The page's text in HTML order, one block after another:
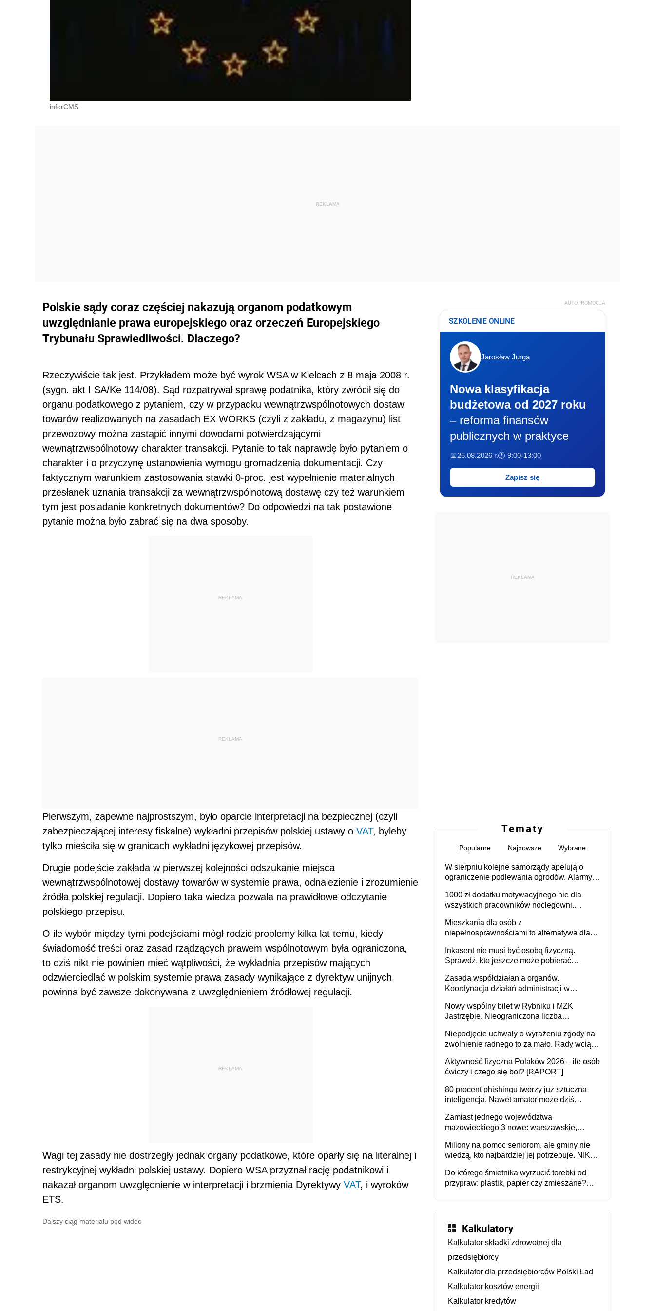
inforCMS
Polskie sądy coraz częściej nakazują organom podatkowym
uwzględnianie prawa europejskiego oraz orzeczeń Europejskiego
Trybunału Sprawiedliwości. Dlaczego?
Rzeczywiście tak jest. Przykładem może być wyrok WSA w Kielcach z 8 maja 2008 r.
(sygn. akt I SA/Ke 114/08). Sąd rozpatrywał sprawę podatnika, który zwrócił się do
organu podatkowego z pytaniem, czy w przypadku wewnątrzwspólnotowych dostaw
towarów realizowanych na zasadach EX WORKS (czyli z zakładu, z magazynu) list
przewozowy można zastąpić innymi dowodami potwierdzającymi
wewnątrzwspólnotowy charakter transakcji. Pytanie to tak naprawdę było pytaniem o
charakter i o przyczynę ustanowienia wymogu gromadzenia dokumentacji. Czy
faktycznym warunkiem zastosowania stawki 0-proc. jest wypełnienie materialnych
przesłanek uznania transakcji za wewnątrzwspólnotową dostawę czy też warunkiem
tym jest posiadanie konkretnych dokumentów? Do odpowiedzi na tak postawione
pytanie można było zabrać się na dwa sposoby.
REKLAMA
REKLAMA
Pierwszym, zapewne najprostszym, było oparcie interpretacji na bezpiecznej (czyli
zabezpieczającej interesy fiskalne) wykładni przepisów polskiej ustawy o VAT, byleby
tylko mieściła się w granicach wykładni językowej przepisów.
Drugie podejście zakłada w pierwszej kolejności odszukanie miejsca
wewnątrzwspólnotowej dostawy towarów w systemie prawa, odnalezienie i zrozumienie
źródła polskiej regulacji. Dopiero taka wiedza pozwala na prawidłowe odczytanie
polskiego przepisu.
O ile wybór między tymi podejściami mógł rodzić problemy kilka lat temu, kiedy
świadomość treści oraz zasad rządzących prawem wspólnotowym była ograniczona,
to dziś nikt nie powinien mieć wątpliwości, że wykładnia przepisów mających
odzwierciedlać w polskim systemie prawa zasady wynikające z dyrektyw unijnych
powinna być zawsze dokonywana z uwzględnieniem źródłowej regulacji.
REKLAMA
Wagi tej zasady nie dostrzegły jednak organy podatkowe, które oparły się na literalnej i
restrykcyjnej wykładni polskiej ustawy. Dopiero WSA przyznał rację podatnikowi i
nakazał organom uwzględnienie w interpretacji i brzmienia Dyrektywy VAT, i wyroków
ETS.
Dalszy ciąg materiału pod wideo
AUTOPROMOCJA
SZKOLENIE ONLINE
Jarosław Jurga
Nowa klasyfikacja
budżetowa od 2027 roku
– reforma finansów
publicznych w praktyce
📅26.08.2026 r.🕐 9:00-13:00
Zapisz się
REKLAMA
Tematy
Popularne Najnowsze Wybrane
W sierpniu kolejne samorządy apelują o
ograniczenie podlewania ogrodów. Alarmy w
może objąć cały kraj
1000 zł dodatku motywacyjnego nie dla
wszystkich pracowników noclegowni.
Mieszkania dla osób z
niepełnosprawnościami to alternatywa dla
samodzielnie lub z rodziną
Inkasent nie musi być osobą fizyczną.
Sprawdź, kto jeszcze może pobierać
Zasada współdziałania organów.
Koordynacja działań administracji w
Nowy wspólny bilet w Rybniku i MZK
Jastrzębie. Nieograniczona liczba
Niepodjęcie uchwały o wyrażeniu zgody na
zwolnienie radnego to za mało. Rady wciąż
rozstrzygać sprawy
Aktywność fizyczna Polaków 2026 – ile osób
ćwiczy i czego się boi? [RAPORT]
80 procent phishingu tworzy już sztuczna
inteligencja. Nawet amator może dziś
Zamiast jednego województwa
mazowieckiego 3 nowe: warszawskie,
Europie nie ma tak dużych jednostek
stołecznych
Miliony na pomoc seniorom, ale gminy nie
wiedzą, kto najbardziej jej potrzebuje. NIK
Do którego śmietnika wyrzucić torebki od
przypraw: plastik, papier czy zmieszane?
Kalkulatory
Kalkulator składki zdrowotnej dla
przedsiębiorcy
Kalkulator dla przedsiębiorców Polski Ład
Kalkulator kosztów energii
Kalkulator kredytów